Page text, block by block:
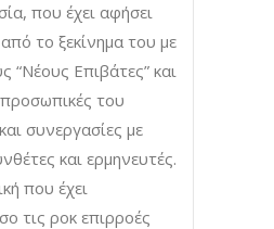
που έχει αφήσει
το ξεκίνημα του με
“Νέους Επιβάτες” και
του
συνεργασίες με
και ερμηνευτές.
που έχει
τις ροκ επιρροές